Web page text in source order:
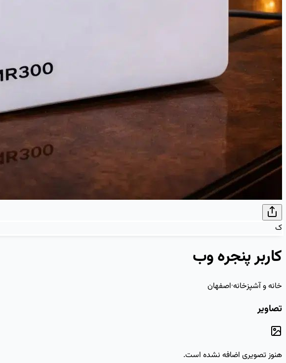
ک
کاربر پنجره وب
خانه و آشپزخانه·اصفهان
تصاویر
هنوز تصویری اضافه نشده است.